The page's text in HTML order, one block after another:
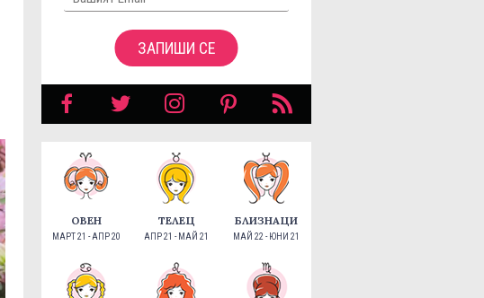
ЗАПИШИ СЕ
ОВЕН
МАРТ 21 - АПР 20
ТЕЛЕЦ
АПР 21 - МАЙ 21
БЛИЗНАЦИ
МАЙ 22 - ЮНИ 21